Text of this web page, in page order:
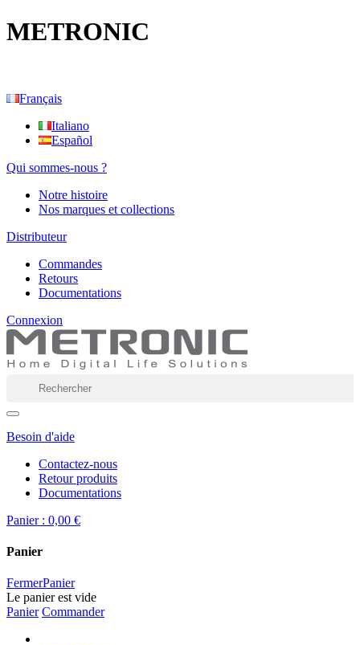
METRONIC
Français
Italiano
Español
Qui sommes-nous ?
Notre histoire
Nos marques et collections
Distributeur
Commandes
Retours
Documentations
Connexion
Besoin d'aide
Contactez-nous
Retour produits
Documentations
Panier : 0,00 €
Panier
FermerPanier
Le panier est vide
Panier Commander